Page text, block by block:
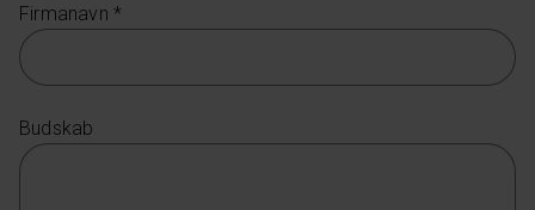
Firmanavn *
Budskab